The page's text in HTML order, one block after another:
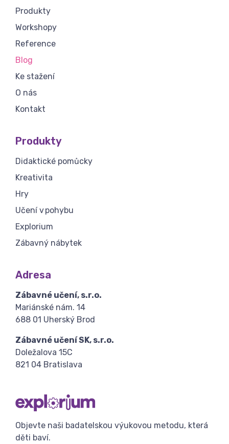
Produkty
Workshopy
Reference
Blog
Ke stažení
O nás
Kontakt
Produkty
Didaktické pomůcky
Kreativita
Hry
Učení v pohybu
Explorium
Zábavný nábytek
Adresa
Zábavné učení, s.r.o.
Mariánské nám. 14
688 01 Uherský Brod
Zábavné učení SK, s.r.o.
Doležalova 15C
821 04 Bratislava
Objevte naši badatelskou výukovou metodu, která
děti baví.